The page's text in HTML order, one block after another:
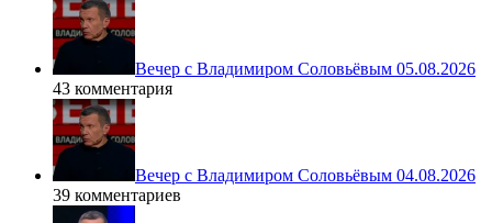
Вечер с Владимиром Соловьёвым 05.08.2026
43 комментария
Вечер с Владимиром Соловьёвым 04.08.2026
39 комментариев